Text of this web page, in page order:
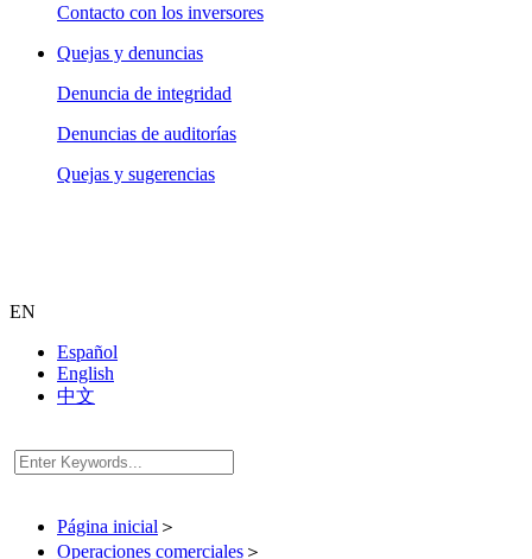
Contacto con los inversores
Quejas y denuncias
Denuncia de integridad
Denuncias de auditorías
Quejas y sugerencias
EN
Español
English
中文
Página inicial ＞
Operaciones comerciales ＞